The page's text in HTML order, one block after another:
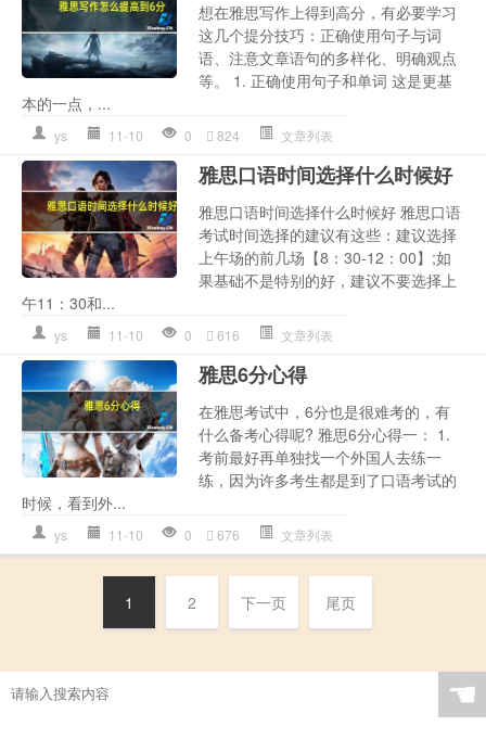
想在雅思写作上得到高分，有必要学习
这几个提分技巧：正确使用句子与词
语、注意文章语句的多样化、明确观点
等。 1. 正确使用句子和单词 这是更基
本的一点，...
ys 11-10 0 824 文章列表
雅思口语时间选择什么时候好
雅思口语时间选择什么时候好 雅思口语
考试时间选择的建议有这些：建议选择
上午场的前几场【8：30-12：00】;如
果基础不是特别的好，建议不要选择上
午11：30和...
ys 11-10 0 616 文章列表
雅思6分心得
在雅思考试中，6分也是很难考的，有
什么备考心得呢? 雅思6分心得一： 1.
考前最好再单独找一个外国人去练一
练，因为许多考生都是到了口语考试的
时候，看到外...
ys 11-10 0 676 文章列表
1 2 下一页 尾页
☚